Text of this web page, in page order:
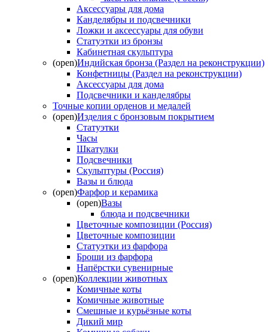
Аксессуары для дома
Канделябры и подсвечники
Ложки и аксессуары для обуви
Статуэтки из бронзы
Кабинетная скульптура
(open)Индийская бронза (Раздел на реконструкции)
Конфетницы (Раздел на реконструкции)
Аксессуары для дома
Подсвечники и канделябры
Точные копии орденов и медалей
(open)Изделия с бронзовым покрытием
Статуэтки
Часы
Шкатулки
Подсвечники
Скульптуры (Россия)
Вазы и блюда
(open)Фарфор и керамика
(open)Вазы
блюда и подсвечники
Цветочные композиции (Россия)
Цветочные композиции
Статуэтки из фарфора
Броши из фарфора
Напёрстки сувенирные
(open)Коллекции животных
Комичные коты
Комичные животные
Смешные и курьёзные коты
Дикий мир